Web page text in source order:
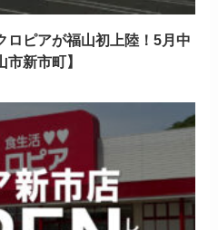
ロピアが福山初上陸！5月中
新市町】